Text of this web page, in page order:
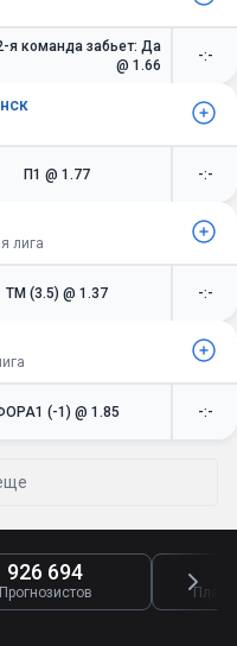
я команда забьет: Да
@ 1.66
-:-
П1 @ 1.77 -:-
лига
ТМ (3.5) @ 1.37 -:-
(-1) @ 1.85 -:-
926 694
Прогнозистов